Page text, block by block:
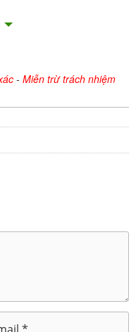
gì?
- Miễn trừ trách nhiệm